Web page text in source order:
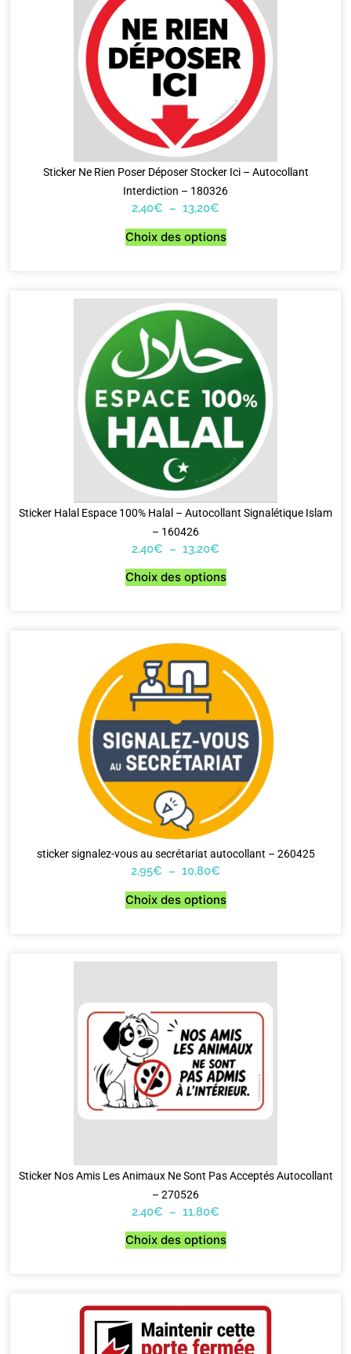
Sticker Ne Rien Poser Déposer Stocker Ici – Autocollant
Interdiction – 180326
2,40€ – 13,20€
Choix des options
Sticker Halal Espace 100% Halal – Autocollant Signalétique Islam
– 160426
2,40€ – 13,20€
Choix des options
sticker signalez-vous au secrétariat autocollant – 260425
2,95€ – 10,80€
Choix des options
Sticker Nos Amis Les Animaux Ne Sont Pas Acceptés Autocollant
– 270526
2,40€ – 11,80€
Choix des options